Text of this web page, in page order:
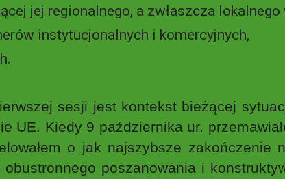
jej regionalnego, a zwłaszcza lokalnego
instytucjonalnych i komercyjnych,
sesji jest kontekst bieżącej
UE. Kiedy 9 października ur.
o jak najszybsze zakończenie
poszanowania i